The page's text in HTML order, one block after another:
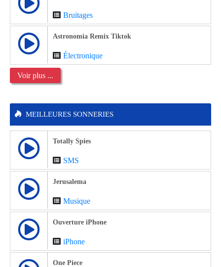
Bruitages
Astronomia Remix Tiktok
Électronique
Voir plus ...
MEILLEURES SONNERIES
Totally Spies
SMS
Jerusalema
Musique
Ouverture iPhone
iPhone
One Piece